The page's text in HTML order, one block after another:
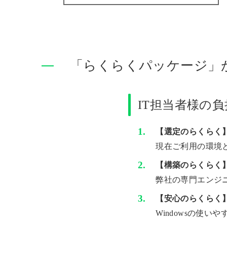
「らくらくパッケージ
IT担当者様の
【選定のらくら
現在ご利用の環境
【構築のらくら
弊社の専門エンジ
【安心のらくら
Windowsの使いや